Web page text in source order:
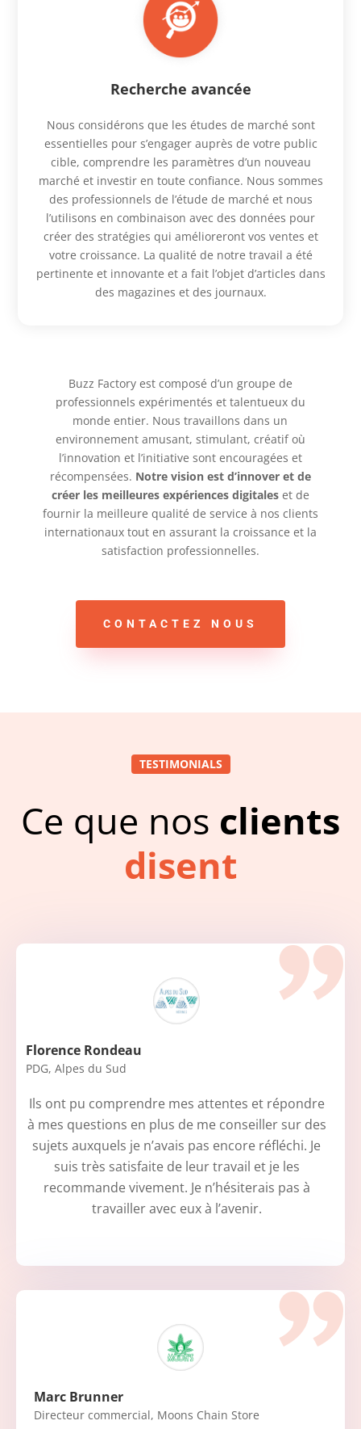
Recherche avancée
Nous considérons que les études de marché sont
essentielles pour s’engager auprès de votre public
cible, comprendre les paramètres d’un nouveau
marché et investir en toute confiance. Nous sommes
des professionnels de l’étude de marché et nous
l’utilisons en combinaison avec des données pour
créer des stratégies qui amélioreront vos ventes et
votre croissance. La qualité de notre travail a été
pertinente et innovante et a fait l’objet d’articles dans
des magazines et des journaux.
Buzz Factory est composé d’un groupe de
professionnels expérimentés et talentueux du
monde entier. Nous travaillons dans un
environnement amusant, stimulant, créatif où
l’innovation et l’initiative sont encouragées et
récompensées. Notre vision est d’innover et de
créer les meilleures expériences digitaleset de
fournir la meilleure qualité de service à nos clients
internationaux tout en assurant la croissance et la
satisfaction professionnelles.
CONTACTEZ NOUS
TESTIMONIALS
Ce que nos clients
disent
Ils ont pu comprendre mes attentes et répondre
à mes questions en plus de me conseiller sur des
sujets auxquels je n’avais pas encore réfléchi. Je
suis très satisfaite de leur travail et je les
recommande vivement. Je n’hésiterais pas à
travailler avec eux à l’avenir.
Florence Rondeau
PDG, Alpes du Sud
Marc Brunner
Directeur commercial, Moons Chain Store